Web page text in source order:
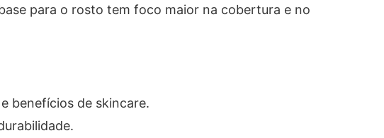
para o rosto tem foco maior na cobertura e no
benefícios de skincare.